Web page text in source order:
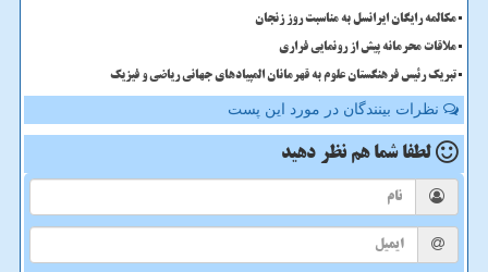
مکالمه رایگان ایرانسل به مناسبت روز زنجان
ملاقات محرمانه پیش از رونمایی فراری
تبریک رئیس فرهنگستان علوم به قهرمانان المپیادهای جهانی ریاضی و فیزیک
نظرات بینندگان در مورد این پست
لطفا شما هم نظر دهید